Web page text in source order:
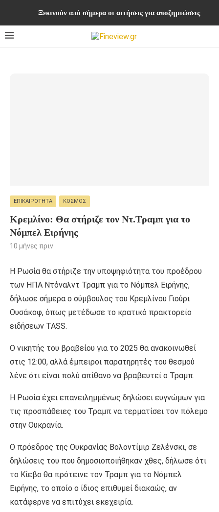
Ξεκινούν από σήμερα οι αιτήσεις για αποζημιώσεις
ΕΠΙΚΑΙΡΌΤΗΤΑ ΚΌΣΜΟΣ
Κρεμλίνο: Θα στήριζε τον Ντ.Τραμπ για το
Νόμπελ Ειρήνης
10 μήνες πριν
Η Ρωσία θα στήριζε την υποψηφιότητα του προέδρου
των ΗΠΑ Ντόναλντ Τραμπ για το Νόμπελ Ειρήνης,
δήλωσε σήμερα ο σύμβουλος του Κρεμλίνου Γιούρι
Ουσάκοφ, όπως μετέδωσε το κρατικό πρακτορείο
ειδήσεων TASS.
Ο νικητής του βραβείου για το 2025 θα ανακοινωθεί
στις 12:00, αλλά έμπειροι παρατηρητές του θεσμού
λένε ότι είναι πολύ απίθανο να βραβευτεί ο Τραμπ.
Η Ρωσία έχει επανειλημμένως δηλώσει ευγνώμων για
τις προσπάθειες του Τραμπ να τερματίσει τον πόλεμο
στην Ουκρανία.
Ο πρόεδρος της Ουκρανίας Βολοντίμιρ Ζελένσκι, σε
δηλώσεις του που δημοσιοποιήθηκαν χθες, δήλωσε ότι
το Κίεβο θα πρότεινε τον Τραμπ για το Νόμπελ
Ειρήνης, το οποίο ο ίδιος επιθυμεί διακαώς, αν
κατάφερνε να επιτύχει εκεχειρία.